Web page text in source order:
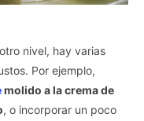
nivel, hay varias
Por ejemplo,
molido a la crema de
, o incorporar un poco